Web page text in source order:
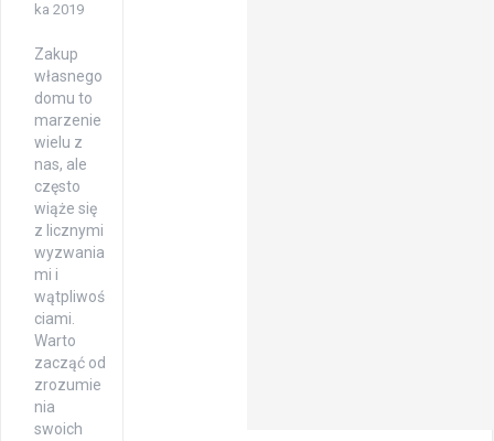
ka 2019
Zakup
własnego
domu to
marzenie
wielu z
nas, ale
często
wiąże się
z licznymi
wyzwania
mi i
wątpliwoś
ciami.
Warto
zacząć od
zrozumie
nia
swoich